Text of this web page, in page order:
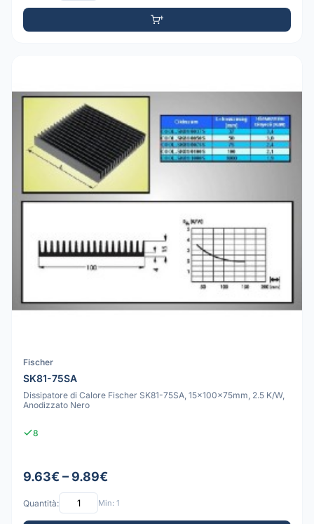
Fischer
SK81-75SA
Dissipatore di Calore Fischer SK81-75SA, 15x100x75mm, 2.5 K/W,
Anodizzato Nero
8
9.63€ – 9.89€
Quantità: Min: 1